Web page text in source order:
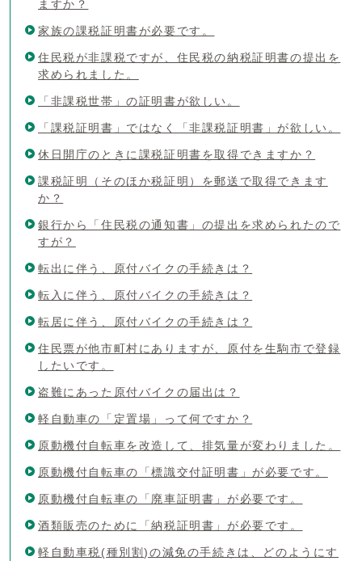
ますか？
家族の課税証明書が必要です。
住民税が非課税ですが、住民税の納税証明書の提出を
求められました。
「非課税世帯」の証明書が欲しい。
「課税証明書」ではなく「非課税証明書」が欲しい。
休日開庁のときに課税証明書を取得できますか？
課税証明（そのほか税証明）を郵送で取得できます
か？
銀行から「住民税の通知書」の提出を求められたので
すが？
転出に伴う、原付バイクの手続きは？
転入に伴う、原付バイクの手続きは？
転居に伴う、原付バイクの手続きは？
住民票が他市町村にありますが、原付を生駒市で登録
したいです。
盗難にあった原付バイクの届出は？
軽自動車の「定置場」って何ですか？
原動機付自転車を改造して、排気量が変わりました。
原動機付自転車の「標識交付証明書」が必要です。
原動機付自転車の「廃車証明書」が必要です。
酒類販売のために「納税証明書」が必要です。
軽自動車税(種別割)の減免の手続きは、どのようにす